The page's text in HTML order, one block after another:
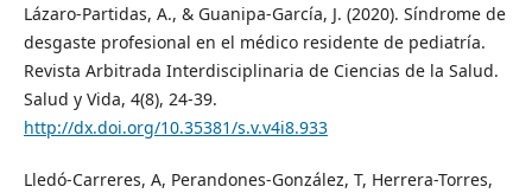
Lázaro-Partidas, A., & Guanipa-García, J. (2020). Síndrome de
desgaste profesional en el médico residente de pediatría.
Revista Arbitrada Interdisciplinaria de Ciencias de la Salud.
Salud y Vida, 4(8), 24-39.
http://dx.doi.org/10.35381/s.v.v4i8.933
Lledó-Carreres, A, Perandones-González, T, Herrera-Torres,